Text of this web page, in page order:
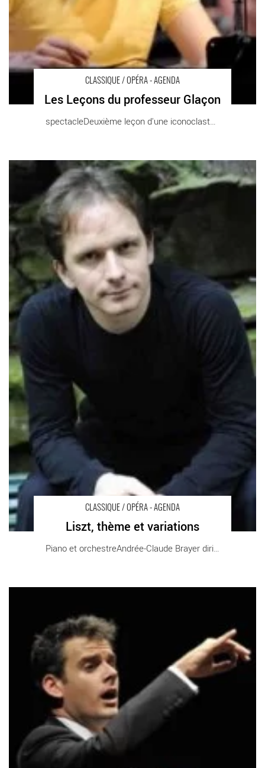
CLASSIQUE / OPÉRA - AGENDA
Les Leçons du professeur Glaçon
spectacleDeuxième leçon d'une iconoclaste, [...]
CLASSIQUE / OPÉRA - AGENDA
Liszt, thème et variations
Piano et orchestreAndrée-Claude Brayer dirige [...]
Liszt, thème et variations - Critique sortie Classique / Opéra